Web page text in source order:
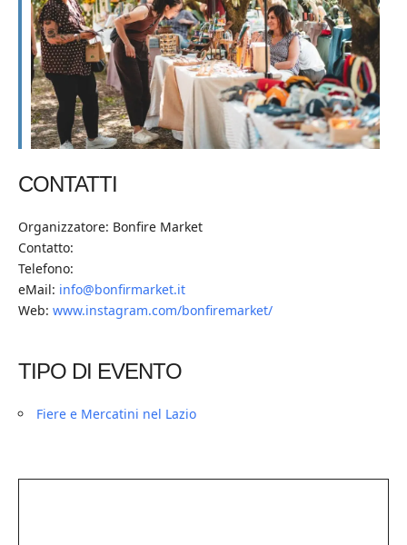
CONTATTI
Organizzatore: Bonfire Market
Contatto:
Telefono:
eMail: info@bonfirmarket.it
Web: www.instagram.com/bonfiremarket/
TIPO DI EVENTO
Fiere e Mercatini nel Lazio